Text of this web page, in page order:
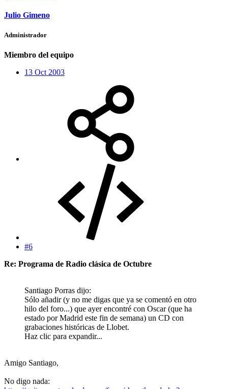
Julio Gimeno
Administrador
Miembro del equipo
13 Oct 2003
#6
Re: Programa de Radio clásica de Octubre
Santiago Porras dijo:
Sólo añadir (y no me digas que ya se comentó en otro
hilo del foro...) que ayer encontré con Oscar (que ha
estado por Madrid este fin de semana) un CD con
grabaciones históricas de Llobet.
Haz clic para expandir...
Amigo Santiago,
No digo nada: